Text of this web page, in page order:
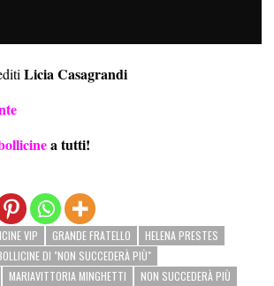
Licia Casagrandi
a tutti!
VIP GRANDE FRATELLO
HELENA PRESTES
DI "NON SUCCEDERÀ PIÙ"
MARIAVITTORIA MINGHETTI NON SUCCEDERÀ PIÙ